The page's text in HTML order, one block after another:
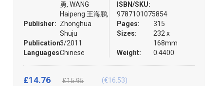
勇, WANG
Haipeng 王海鹏,
Publisher: Zhonghua
Shuju
Publication:3/2011
Languages:Chinese
ISBN/SKU:
9787101075854
Pages:
315
Sizes:
232 x
168mm
Weight:
0.4400
£14.76 £15.95 (€16.53)